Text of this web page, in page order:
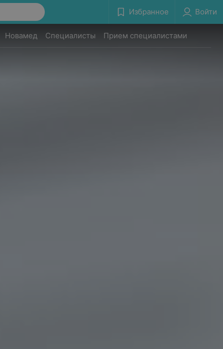
Избранное Войти
Новамед Специалисты Прием специалистами